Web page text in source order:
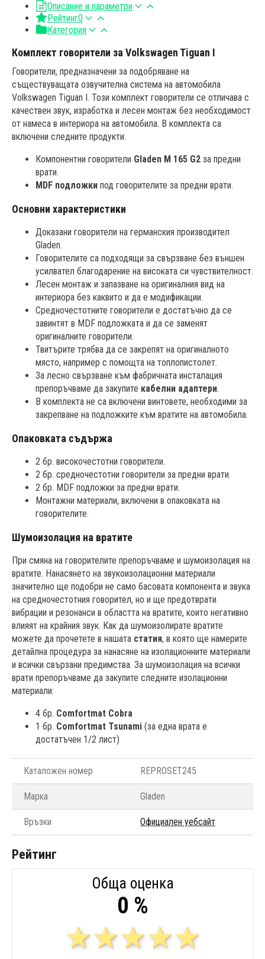
Описание и параметри
Рейтинг0
Категория
Комплект говорители за Volkswagen Tiguan I
Говорители, предназначени за подобряване на
съществуващата озвучителна система на автомобила
Volkswagen Tiguan I. Този комплект говорители се отличава с
качествен звук, изработка и лесен монтаж без необходимост
от намеса в интериора на автомобила. В комплекта са
включени следните продукти:
Компонентни говорители Gladen M 165 G2 за предни
врати.
MDF подложки под говорителите за предни врати.
Основни характеристики
Доказани говорители на германския производител
Gladen.
Говорителите са подходящи за свързване без външен
усилвател благодарение на високата си чувствителност.
Лесен монтаж и запазване на оригиналния вид на
интериора без каквито и да е модификации.
Средночестотните говорители е достатъчно да се
завинтят в MDF подложката и да се заменят
оригиналните говорители.
Твитърите трябва да се закрепят на оригиналното
място, например с помощта на топлопистолет.
За лесно свързване към фабричната инсталация
препоръчваме да закупите кабелни адаптери.
В комплекта не са включени винтовете, необходими за
закрепване на подложките към вратите на автомобила.
Опаковката съдържа
2 бр. високочестотни говорители.
2 бр. средночестотни говорители за предни врати.
2 бр. MDF подложки за предни врати.
Монтажни материали, включени в опаковката на
говорителите.
Шумоизолация на вратите
При смяна на говорителите препоръчваме и шумоизолация на
вратите. Нанасянето на звукоизолационни материали
значително ще подобри не само басовата компонента и звука
на средночестотния говорител, но и ще предотврати
вибрации и резонанси в областта на вратите, които негативно
влияят на крайния звук. Как да шумоизолирате вратите
можете да прочетете в нашата статия, в която ще намерите
детайлна процедура за нанасяне на изолационните материали
и всички свързани предимства. За шумоизолация на всички
врати препоръчваме да закупите следните изолационни
материали:
4 бр. Comfortmat Cobra
1 бр. Comfortmat Tsunami (за една врата е
достатъчен 1/2 лист)
Каталожен номер REPROSET245
Марка Gladen
Връзки Официален уебсайт
Рейтинг
Обща оценка
0 %